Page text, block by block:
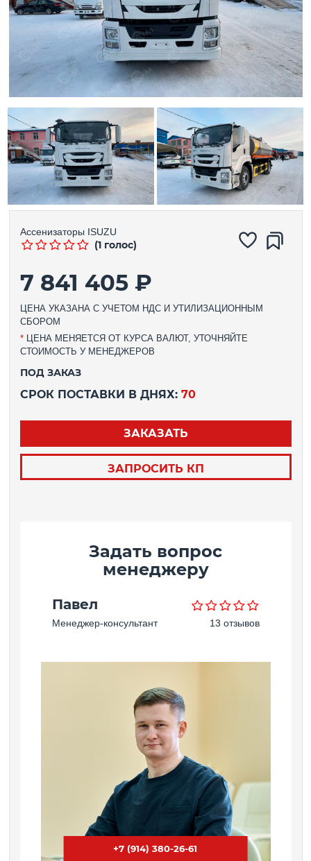
Ассенизаторы ISUZU
(1 голос)
7 841 405 ₽
ЦЕНА УКАЗАНА С УЧЕТОМ НДС И УТИЛИЗАЦИОННЫМ
СБОРОМ
*ЦЕНА МЕНЯЕТСЯ ОТ КУРСА ВАЛЮТ, УТОЧНЯЙТЕ
СТОИМОСТЬ У МЕНЕДЖЕРОВ
ПОД ЗАКАЗ
СРОК ПОСТАВКИ В ДНЯХ: 70
ЗАКАЗАТЬ
ЗАПРОСИТЬ КП
Задать вопрос
менеджеру
Павел
Менеджер-консультант 13 отзывов
+7 (914) 380-26-61